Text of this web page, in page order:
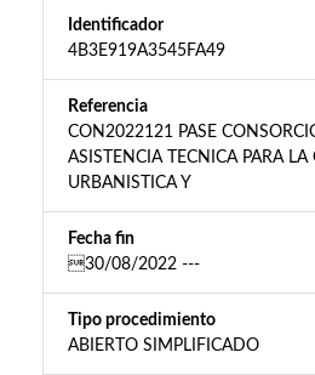
Identificador
4B3E919A3545FA49
Referencia
CON2022121 PASE
ASISTENCIA TECNICA PARA LA
URBANISTICA Y
Fecha fin
30/08/2022 ---
Tipo procedimiento
ABIERTO SIMPLIFICADO